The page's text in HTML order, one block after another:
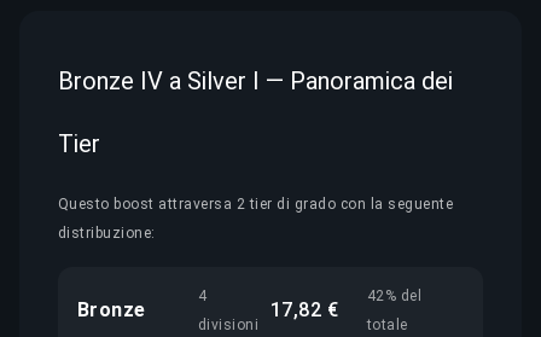
Bronze IV a Silver I — Panoramica dei
Tier
Questo boost attraversa 2 tier di grado con la seguente
distribuzione:
Bronze
4
divisioni
17,82 €
42% del
totale